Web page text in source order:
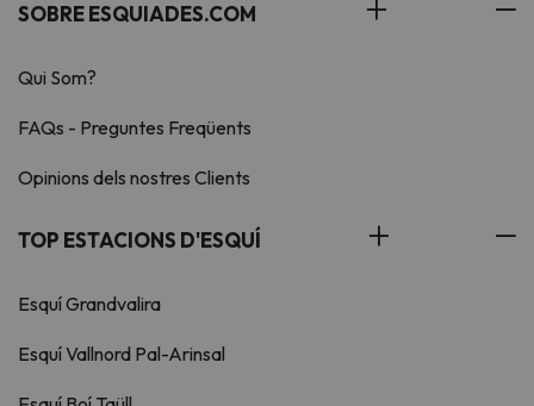
SOBRE ESQUIADES.COM
Qui Som?
FAQs - Preguntes Freqüents
Opinions dels nostres Clients
TOP ESTACIONS D'ESQUÍ
Esquí Grandvalira
Esquí Vallnord Pal-Arinsal